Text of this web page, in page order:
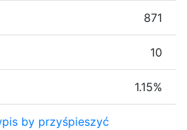
871
10
1.15%
by przyśpieszyć